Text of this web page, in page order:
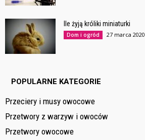
Ile żyją króliki miniaturki
Dom i ogród 27 marca 2020
POPULARNE KATEGORIE
Przeciery i musy owocowe
Przetwory z warzyw i owoców
Przetwory owocowe